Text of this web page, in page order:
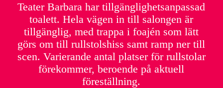
Teater Barbara har tillgänglighetsanpassad
toalett. Hela vägen in till salongen är
tillgänglig, med trappa i foajén som lätt
görs om till rullstolshiss samt ramp ner till
scen. Varierande antal platser för rullstolar
förekommer, beroende på aktuell
föreställning.